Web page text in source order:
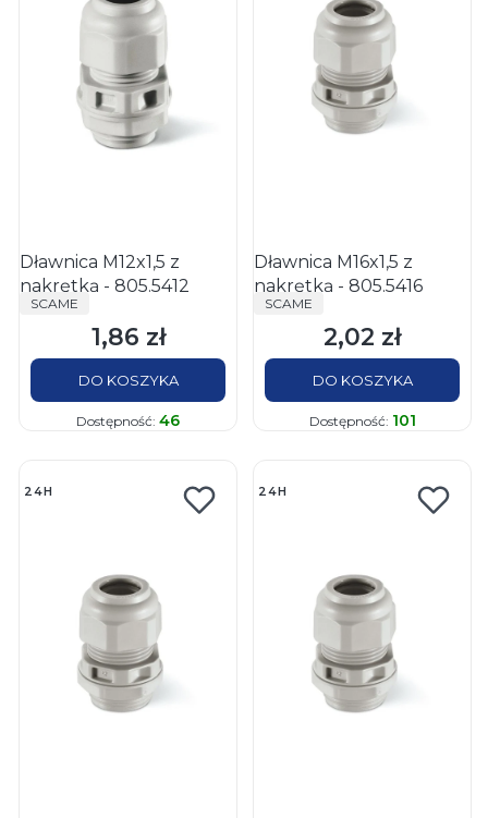
Dławnica M12x1,5 z
nakrętką - 805.5412
PRODUCENT
SCAME
Cena
1,86 zł
DO KOSZYKA
Dostępność: 46
Dławnica M16x1,5 z
nakrętką - 805.5416
PRODUCENT
SCAME
Cena
2,02 zł
DO KOSZYKA
Dostępność: 101
24H 24H